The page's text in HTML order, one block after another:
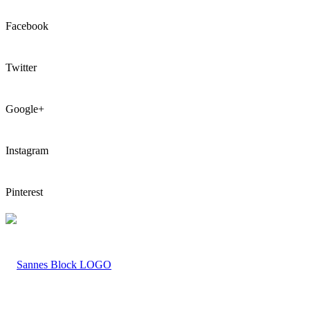
Facebook
Twitter
Google+
Instagram
Pinterest
LOGO